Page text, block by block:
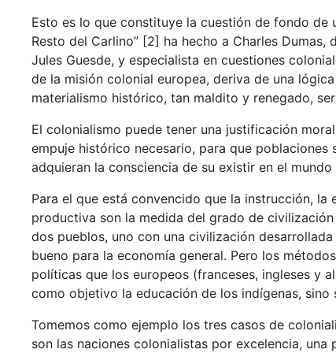
Esto es lo que constituye la cuestión de fondo de
Resto del Carlino” [2] ha hecho a Charles
Jules Guesde, y especialista en cuestiones
de la misión colonial europea, deriva de una
materialismo histórico, tan maldito y renegado,
El colonialismo puede tener una justificación
empuje histórico necesario, para que poblaciones
adquieran la consciencia de su existir en el
Para el que está convencido que la instrucción,
productiva son la medida del grado de
dos pueblos, uno con una civilización
bueno para la economía general. Pero los
políticas que los europeos (franceses, ingleses y
como objetivo la educación de los indígenas,
Tomemos como ejemplo los tres casos de
son las naciones colonialistas por excelencia,